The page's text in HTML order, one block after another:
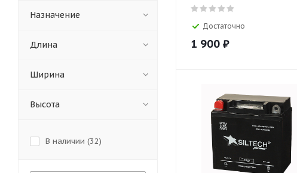
Достаточно
1 900 ₽
Назначение
Длина
Ширина
Высота
В наличии (32)